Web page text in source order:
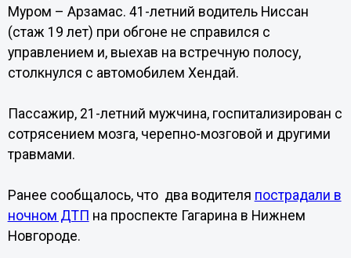
Муром – Арзамас. 41-летний водитель Ниссан
(стаж 19 лет) при обгоне не справился с
управлением и, выехав на встречную полосу,
столкнулся с автомобилем Хендай.
Пассажир, 21-летний мужчина, госпитализирован с
сотрясением мозга, черепно-мозговой и другими
травмами.
Ранее сообщалось, что два водителя пострадали в
ночном ДТП на проспекте Гагарина в Нижнем
Новгороде.